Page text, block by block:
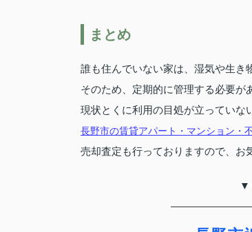
まとめ
誰も住んでいない家は、湿気や生き
そのため、定期的に管理する必要が
現状とくに利用の目処が立っていな
長野市の賃貸アパート・マンション・
売却査定も行っておりますので、お
▼